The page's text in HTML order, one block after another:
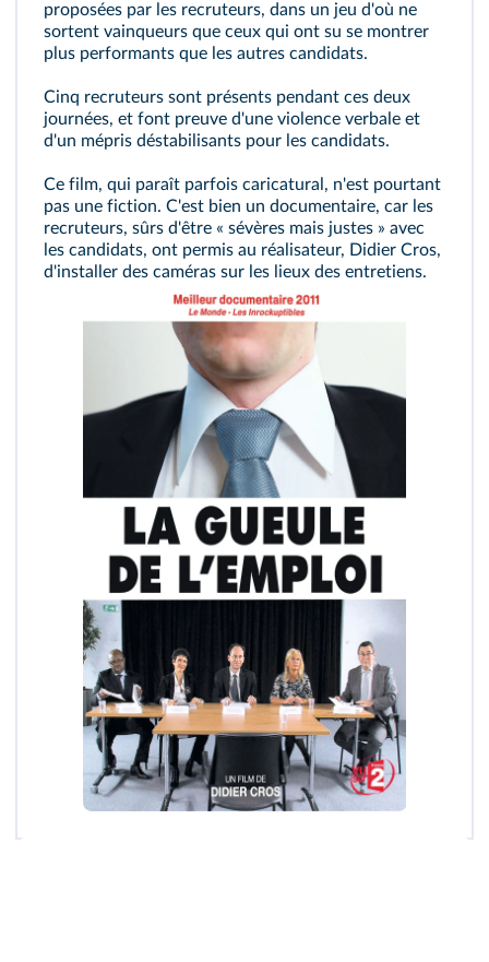
proposées par les recruteurs, dans un jeu d'où ne
sortent vainqueurs que ceux qui ont su se montrer
plus performants que les autres candidats.
Cinq recruteurs sont présents pendant ces deux
journées, et font preuve d'une violence verbale et
d'un mépris déstabilisants pour les candidats.
Ce film, qui paraît parfois caricatural, n'est pourtant
pas une fiction. C'est bien un documentaire, car les
recruteurs, sûrs d'être « sévères mais justes » avec
les candidats, ont permis au réalisateur, Didier Cros,
d'installer des caméras sur les lieux des entretiens.